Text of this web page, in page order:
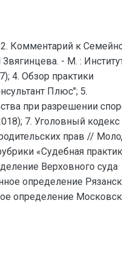
2. Комментарий к
- М. :
4. Обзор практики
Плюс"; 5.
при разрешении
7. Уголовный
прав //
«Судебная
Верховного суда
определение
определение